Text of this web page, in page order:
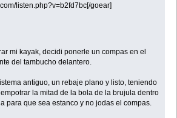
listen.php?v=b2fd7bc[/goear]
mi kayak, decidi ponerle un compas en el
del tambucho delantero.
antiguo, un rebaje plano y listo, teniendo
la mitad de la bola de la brujula dentro
para que sea estanco y no jodas el compas.